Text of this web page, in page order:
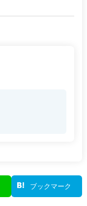
ブックマーク